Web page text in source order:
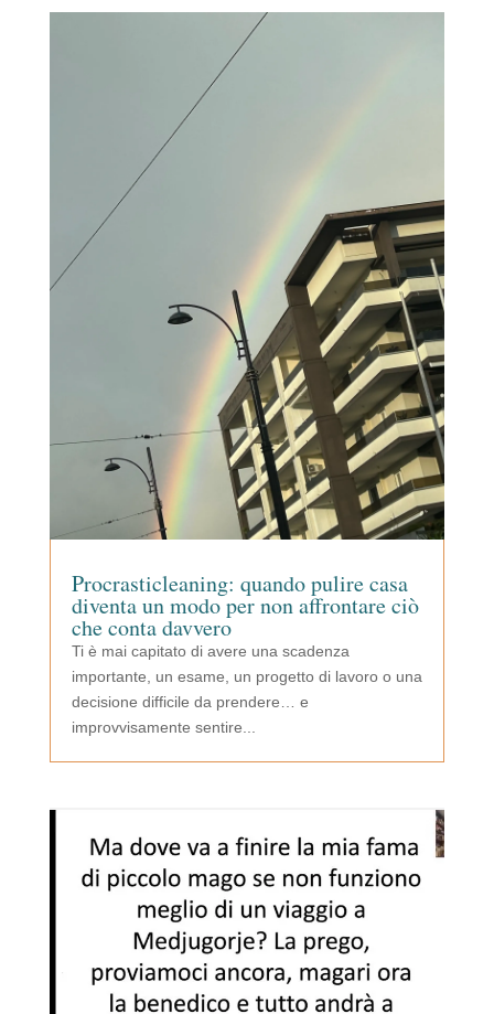
Procrasticleaning: quando pulire casa
diventa un modo per non affrontare ciò
che conta davvero
Ti è mai capitato di avere una scadenza
importante, un esame, un progetto di lavoro o una
decisione difficile da prendere… e
improvvisamente sentire...